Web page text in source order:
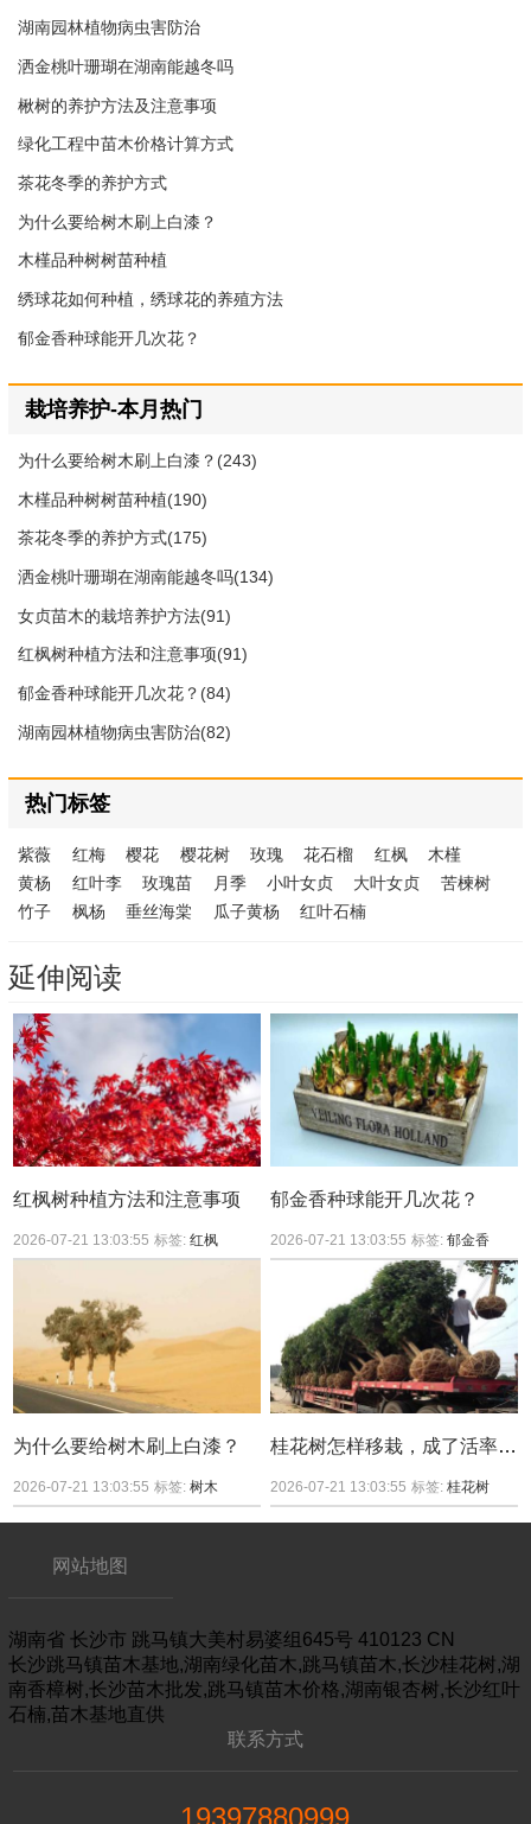
湖南园林植物病虫害防治
洒金桃叶珊瑚在湖南能越冬吗
楸树的养护方法及注意事项
绿化工程中苗木价格计算方式
茶花冬季的养护方式
为什么要给树木刷上白漆？
木槿品种树树苗种植
绣球花如何种植，绣球花的养殖方法
郁金香种球能开几次花？
栽培养护-本月热门
为什么要给树木刷上白漆？(243)
木槿品种树树苗种植(190)
茶花冬季的养护方式(175)
洒金桃叶珊瑚在湖南能越冬吗(134)
女贞苗木的栽培养护方法(91)
红枫树种植方法和注意事项(91)
郁金香种球能开几次花？(84)
湖南园林植物病虫害防治(82)
热门标签
紫薇 红梅 樱花 樱花树 玫瑰 花石榴 红枫
木槿
黄杨
红叶李 玫瑰苗 月季 小叶女贞 大叶女贞
苦楝树
竹子
枫杨 垂丝海棠 瓜子黄杨 红叶石楠
延伸阅读
红枫树种植方法和注意事项
2026-07-21 13:03:55 标签:红枫
郁金香种球能开几次花？
2026-07-21 13:03:55 标签:郁金香
为什么要给树木刷上白漆？
2026-07-21 13:03:55 标签:树木
桂花树怎样移栽，成了活率较高？
2026-07-21 13:03:55 标签:桂花树
网站地图
湖南省 长沙市 跳马镇大美村易婆组645号 410123 CN
长沙跳马镇苗木基地,湖南绿化苗木,跳马镇苗木,长沙桂花树,湖
南香樟树,长沙苗木批发,跳马镇苗木价格,湖南银杏树,长沙红叶
石楠,苗木基地直供
联系方式